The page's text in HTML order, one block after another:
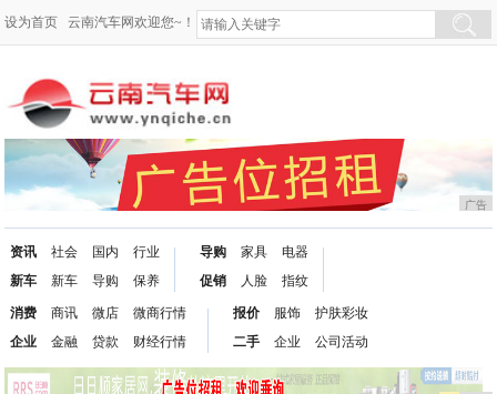
设为首页 云南汽车网欢迎您~！
广告
资讯
新车
社会
新车
国内
导购
行业
保养
导购
促销
家具
人脸
电器
指纹
消费
企业
商讯
金融
微店
贷款
微商行情
财经行情
报价
二手
服饰
企业
护肤彩妆
公司活动